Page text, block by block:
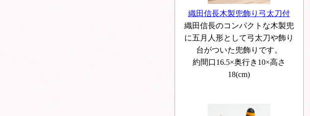
織田信長木製兜飾り弓太刀付
織田信長のコンパクトな木製兜
に五月人形として弓太刀や飾り
台がついた兜飾りです。
約間口16.5×奥行き10×高さ
18(cm)